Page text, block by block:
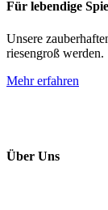
Für lebendige
Unsere
riesengroß werden.
Mehr erfahren
Über Uns